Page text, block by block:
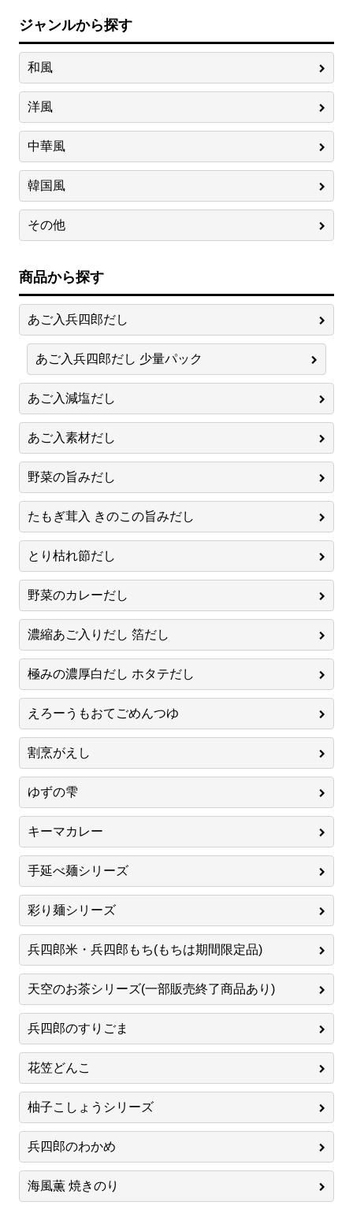
ジャンルから探す
和風
洋風
中華風
韓国風
その他
商品から探す
あご入兵四郎だし
あご入兵四郎だし 少量パック
あご入減塩だし
あご入素材だし
野菜の旨みだし
たもぎ茸入 きのこの旨みだし
とり枯れ節だし
野菜のカレーだし
濃縮あご入りだし 箔だし
極みの濃厚白だし ホタテだし
えろーうもおてごめんつゆ
割烹がえし
ゆずの雫
キーマカレー
手延べ麺シリーズ
彩り麺シリーズ
兵四郎米・兵四郎もち(もちは期間限定品)
天空のお茶シリーズ(一部販売終了商品あり)
兵四郎のすりごま
花笠どんこ
柚子こしょうシリーズ
兵四郎のわかめ
海風薫 焼きのり